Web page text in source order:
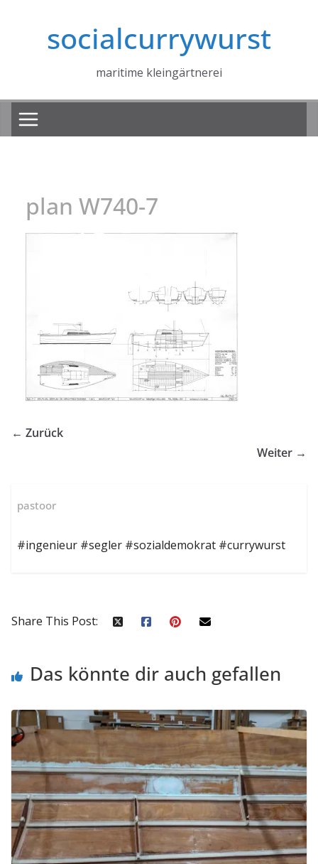
socialcurrywurst
maritime kleingärtnerei
plan W740-7
← Zurück
Weiter →
pastoor
#ingenieur #segler #sozialdemokrat #currywurst
Share This Post:
Das könnte dir auch gefallen